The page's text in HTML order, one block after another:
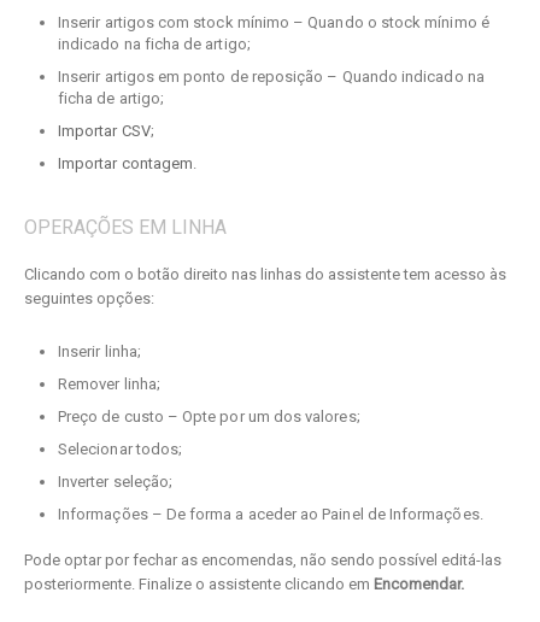
Inserir artigos com stock mínimo – Quando o stock mínimo é
indicado na ficha de artigo;
Inserir artigos em ponto de reposição – Quando indicado na
ficha de artigo;
Importar CSV;
Importar contagem.
OPERAÇÕES EM LINHA
Clicando com o botão direito nas linhas do assistente tem acesso às
seguintes opções:
Inserir linha;
Remover linha;
Preço de custo – Opte por um dos valores;
Selecionar todos;
Inverter seleção;
Informações – De forma a aceder ao Painel de Informações.
Pode optar por fechar as encomendas, não sendo possível editá-las
posteriormente. Finalize o assistente clicando em Encomendar.